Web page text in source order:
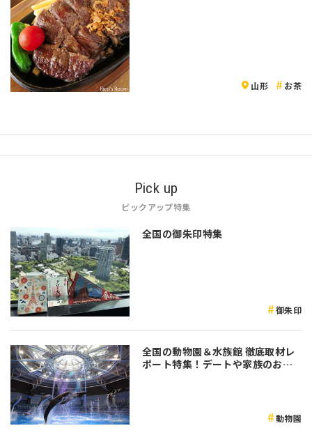
山形 お茶
Pick up
ピックアップ特集
全国の御朱印特集
御朱印
全国の動物園＆水族館 徹底取材レ
ポート特集！デートや家族のおで
動物園